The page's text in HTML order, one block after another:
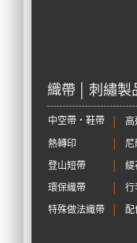
織帶 │ 刺繡製
中空帶‧鞋帶
高
熱轉印
尼
登山短帶
緹
環保織帶
行
特殊做法織帶